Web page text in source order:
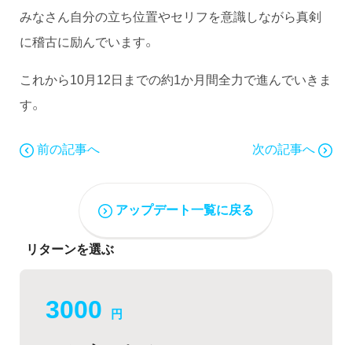
みなさん自分の立ち位置やセリフを意識しながら真剣
に稽古に励んでいます。
これから10月12日までの約1か月間全力で進んでいきま
す。
前の記事へ 次の記事へ
アップデート一覧に戻る
リターンを選ぶ
3000 円